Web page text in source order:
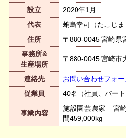
設立
2020年1月
代表
蛸島幸司（たこじ
住所
〒880-0045 宮崎県
事務所&
生産場所
〒880-0045 宮崎市
連絡先 お問い合わせフォー
従業員
40名（社員、パート
事業内容
施設園芸農家 宮
間459,000kg